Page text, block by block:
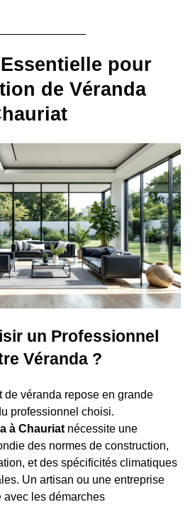
pour
de Véranda
un Professionnel
Véranda ?
de véranda repose en grande
professionnel choisi.
à Chauriat nécessite une
des normes de construction,
et des spécificités climatiques
Un artisan ou une entreprise
avec les démarches